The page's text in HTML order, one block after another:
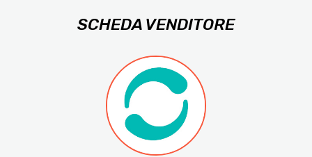
SCHEDA VENDITORE